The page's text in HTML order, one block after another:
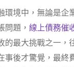
環境中，無論是企
問題， 線上債務催
的最大挑戰之一，
事後才驚覺，最終